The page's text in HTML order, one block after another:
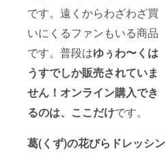
です。遠くからわざわざ買
いにくるファンもいる商品
です。普段はゆぅわ〜くは
うすでしか販売されていま
せん！ オンライン購入でき
るのは、ここだけです。
葛(くず)の花びらドレッシン